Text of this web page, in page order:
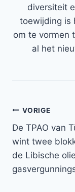
diversiteit
toewijding is
om te vormen
al het
Bericht
navigatie
VORIGE
De TPAO van
wint twee
de Libische